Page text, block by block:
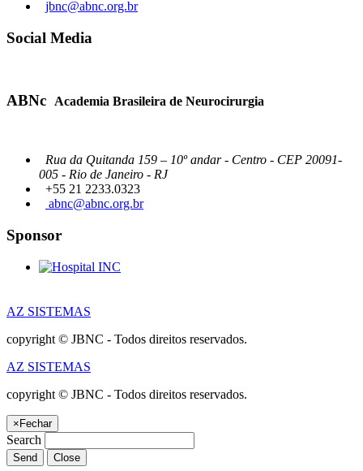
jbnc@abnc.org.br
Social Media
ABNc Academia Brasileira de Neurocirurgia
Rua da Quitanda 159 – 10º andar - Centro - CEP 20091-
005 - Rio de Janeiro - RJ
+55 21 2233.0323
abnc@abnc.org.br
Sponsor
AZ SISTEMAS
copyright © JBNC - Todos direitos reservados.
AZ SISTEMAS
copyright © JBNC - Todos direitos reservados.
×Fechar
Search
Send Close